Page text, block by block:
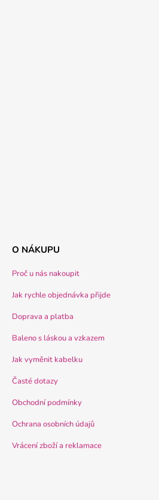
O NÁKUPU
Proč u nás nakoupit
Jak rychle objednávka přijde
Doprava a platba
Baleno s láskou a vzkazem
Jak vyměnit kabelku
Časté dotazy
Obchodní podmínky
Ochrana osobních údajů
Vrácení zboží a reklamace